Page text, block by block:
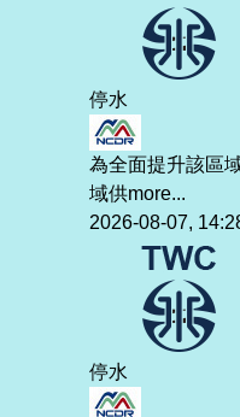
停水
為全面提升該區
域供more...
2026-08-07,
停水